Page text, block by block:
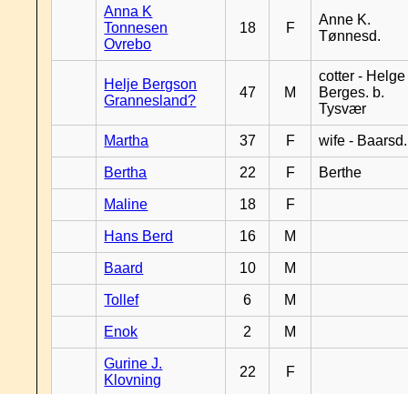
Anna K
Tonnesen
Ovrebo
18 F
Anne K.
Tønnesd.
Helje Bergson
Grannesland?
47 M
cotter - Helge
Berges. b.
Tysvær
Martha 37 F wife - Baarsd.
Bertha 22 F Berthe
Maline 18 F
Hans Berd 16 M
Baard 10 M
Tollef 6 M
Enok 2 M
Gurine J.
Klovning
22 F